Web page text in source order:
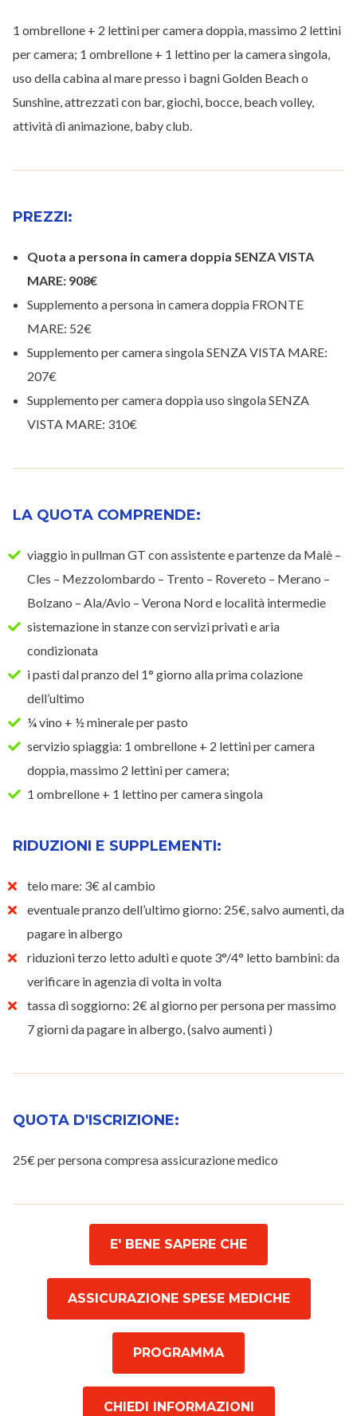
1 ombrellone + 2 lettini per camera doppia, massimo 2 lettini
per camera; 1 ombrellone + 1 lettino per la camera singola,
uso della cabina al mare presso i bagni Golden Beach o
Sunshine, attrezzati con bar, giochi, bocce, beach volley,
attività di animazione, baby club.
PREZZI:
Quota a persona in camera doppia SENZA VISTA
MARE: 908€
Supplemento a persona in camera doppia FRONTE
MARE: 52€
Supplemento per camera singola SENZA VISTA MARE:
207€
Supplemento per camera doppia uso singola SENZA
VISTA MARE: 310€
LA QUOTA COMPRENDE:
viaggio in pullman GT con assistente e partenze da Malè –
Cles – Mezzolombardo – Trento – Rovereto – Merano –
Bolzano – Ala/Avio – Verona Nord e località intermedie
sistemazione in stanze con servizi privati e aria
condizionata
i pasti dal pranzo del 1° giorno alla prima colazione
dell’ultimo
¼ vino + ½ minerale per pasto
servizio spiaggia: 1 ombrellone + 2 lettini per camera
doppia, massimo 2 lettini per camera;
1 ombrellone + 1 lettino per camera singola
RIDUZIONI E SUPPLEMENTI:
telo mare: 3€ al cambio
eventuale pranzo dell’ultimo giorno: 25€, salvo aumenti, da
pagare in albergo
riduzioni terzo letto adulti e quote 3°/4° letto bambini: da
verificare in agenzia di volta in volta
tassa di soggiorno: 2€ al giorno per persona per massimo
7 giorni da pagare in albergo, (salvo aumenti )
QUOTA D'ISCRIZIONE:
25€ per persona compresa assicurazione medico
E' BENE SAPERE CHE
ASSICURAZIONE SPESE MEDICHE
PROGRAMMA
CHIEDI INFORMAZIONI